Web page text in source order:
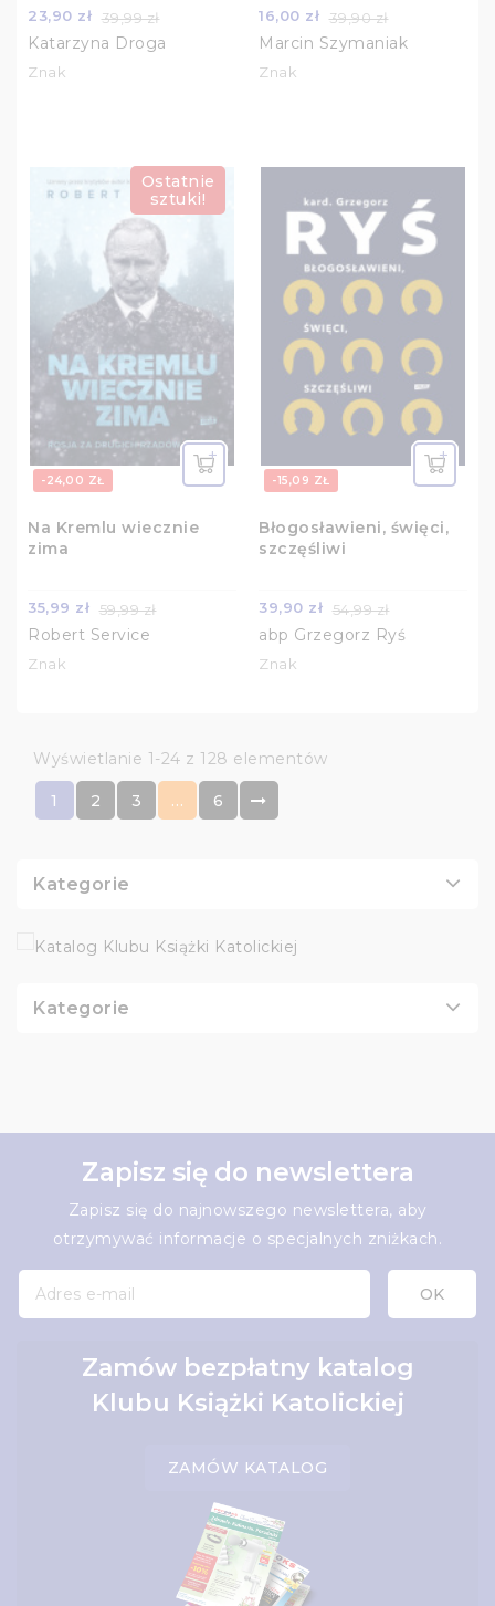
23,90 zł 39,99 zł
Katarzyna Droga
Znak
16,00 zł 39,90 zł
Marcin Szymaniak
Znak
-24,00 ZŁ
Ostatnie
sztuki!
Na Kremlu wiecznie
zima
35,99 zł 59,99 zł
Robert Service
Znak
-15,09 ZŁ
Błogosławieni, święci,
szczęśliwi
39,90 zł 54,99 zł
abp Grzegorz Ryś
Znak
Wyświetlanie 1-24 z 128 elementów
1 2 3 … 6
Kategorie
Kategorie
Zapisz się do newslettera
Zapisz się do najnowszego newslettera, aby
otrzymywać informacje o specjalnych zniżkach.
Zamów bezpłatny katalog
Klubu Książki Katolickiej
ZAMÓW KATALOG